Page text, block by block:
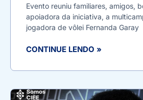
Evento reuniu familiares, amigos,
apoiadora da iniciativa, a
jogadora de vôlei Fernanda Garay
CONTINUE LENDO »